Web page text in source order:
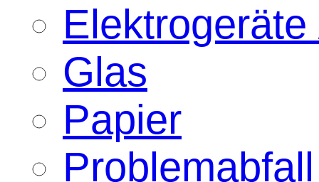
Glas
Papier
Problemabfall